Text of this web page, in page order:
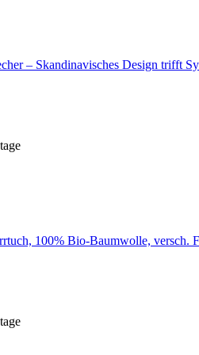
– Skandinavisches Design trifft
100% Bio-Baumwolle, versch.